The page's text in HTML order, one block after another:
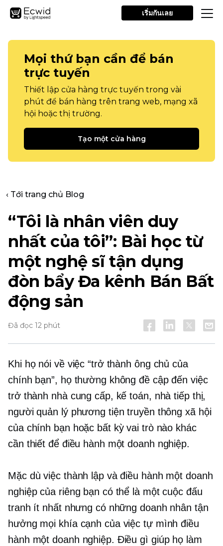
เริ่มกันเลย
Mọi thứ bạn cần để bán
trực tuyến
Thiết lập cửa hàng trực tuyến trong vài
phút để bán hàng trên trang web, mạng xã
hội hoặc thị trường.
Tạo một cửa hàng
‹ Tới trang chủ Blog
“Tôi là nhân viên duy
nhất của tôi”: Bài học từ
một nghệ sĩ tận dụng
đòn bẩyĐa kênh Bán Bất
động sản
Đã đọc 12 phút
Khi họ nói về việc “trở thành ông chủ của
chính bạn”, họ thường không đề cập đến việc
trở thành nhà cung cấp, kế toán, nhà tiếp thị,
người quản lý phương tiện truyền thông xã hội
của chính bạn hoặc bất kỳ vai trò nào khác
cần thiết để điều hành một doanh nghiệp.
Mặc dù việc thành lập và điều hành một doanh
nghiệp của riêng bạn có thể là một cuộc đấu
tranh ít nhất nhưng có những doanh nhân tận
hưởng mọi khía cạnh của việc tự mình điều
hành một doanh nghiệp. Điều gì giúp họ làm